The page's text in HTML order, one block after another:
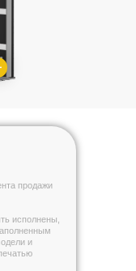
продажи
исполнены,
и